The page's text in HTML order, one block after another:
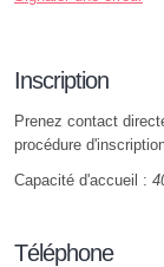
Inscription
Prenez contact
procédure
Capacité d'accueil :
Téléphone